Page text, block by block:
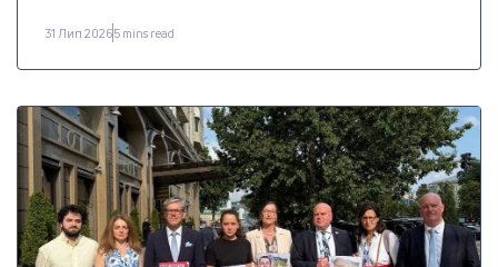
31 Лип 20265 mins read